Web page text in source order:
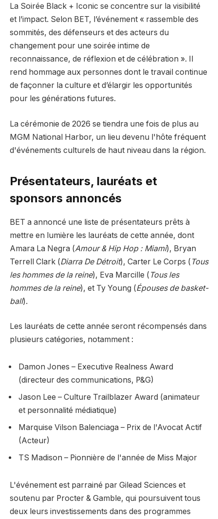
La Soirée Black + Iconic se concentre sur la visibilité
et l’impact. Selon BET, l’événement « rassemble des
sommités, des défenseurs et des acteurs du
changement pour une soirée intime de
reconnaissance, de réflexion et de célébration ». Il
rend hommage aux personnes dont le travail continue
de façonner la culture et d’élargir les opportunités
pour les générations futures.
La cérémonie de 2026 se tiendra une fois de plus au
MGM National Harbor, un lieu devenu l'hôte fréquent
d'événements culturels de haut niveau dans la région.
Présentateurs, lauréats et
sponsors annoncés
BET a annoncé une liste de présentateurs prêts à
mettre en lumière les lauréats de cette année, dont
Amara La Negra (Amour & Hip Hop : Miami), Bryan
Terrell Clark (Diarra De Détroit), Carter Le Corps ( Tous
les hommes de la reine), Eva Marcille ( Tous les
hommes de la reine), et Ty Young (Épouses de basket-
ball).
Les lauréats de cette année seront récompensés dans
plusieurs catégories, notamment :
Damon Jones – Executive Realness Award
(directeur des communications, P&G)
Jason Lee – Culture Trailblazer Award (animateur
et personnalité médiatique)
Marquise Vilson Balenciaga – Prix de l'Avocat Actif
(Acteur)
TS Madison – Pionnière de l'année de Miss Major
L'événement est parrainé par Gilead Sciences et
soutenu par Procter & Gamble, qui poursuivent tous
deux leurs investissements dans des programmes